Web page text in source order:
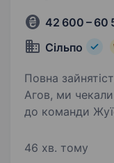
42 600 – 60
Сільпо
Повна
Агов, ми
до команди
Це заклад, що
46 хв. тому